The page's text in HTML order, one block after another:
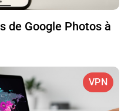
de Google Photos à
VPN